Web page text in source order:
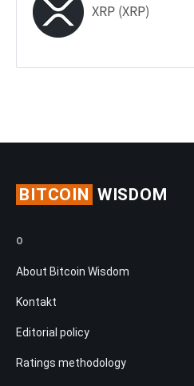
XRP (XRP)
BITCOIN WISDOM
O
About Bitcoin Wisdom
Kontakt
Editorial policy
Ratings methodology